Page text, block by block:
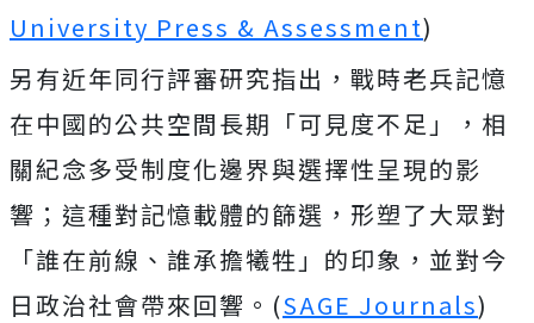
University Press & Assessment)
另有近年同行評審研究指出，戰時老兵記憶
在中國的公共空間長期「可見度不足」，相
關紀念多受制度化邊界與選擇性呈現的影
響；這種對記憶載體的篩選，形塑了大眾對
「誰在前線、誰承擔犧牲」的印象，並對今
日政治社會帶來回響。(SAGE Journals)